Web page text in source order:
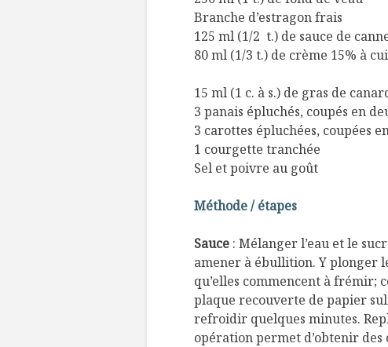
Branche d’estragon frais
125 ml (1/2 t.) de sauce de
80 ml (1/3 t.) de crème 15% à
15 ml (1 c. à s.) de gras de
3 panais épluchés, coupés en
3 carottes épluchées, coupées
1 courgette tranchée
Sel et poivre au goût
Méthode / étapes
Sauce : Mélanger l’eau et le
amener à ébullition. Y plonger
qu’elles commencent à frémir;
plaque recouverte de papier
refroidir quelques minutes.
opération permet d’obtenir